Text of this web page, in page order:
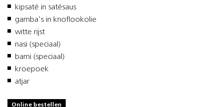
kipsaté in satésaus
gamba's in knoflookolie
witte rijst
nasi (speciaal)
bami (speciaal)
kroepoek
atjar
Online bestellen